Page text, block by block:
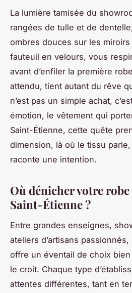
La lumière tamisée du
rangées de tulle et de
ombres douces sur les
fauteuil en velours, vous
avant d’enfiler la première
attendu, tient autant du rêve
n’est pas un simple achat,
émotion, le vêtement qui
Saint-Étienne, cette quête
dimension, là où le tissu
raconte une intention.
Où dénicher votre robe
Saint-Étienne ?
Entre grandes enseignes,
ateliers d’artisans
offre un éventail de choix bien
le croit. Chaque type
attentes différentes, tant en